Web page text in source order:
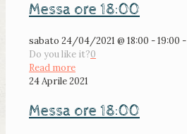
Messa ore 18:00
sabato 24/04/2021 @ 18:00 - 19:00 -
Do you like it?0
Read more
24 Aprile 2021
Messa ore 18:00